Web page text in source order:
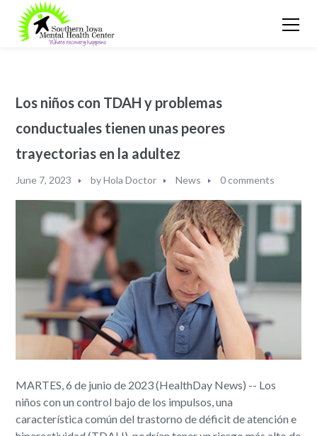
Los niños con TDAH y problemas
conductuales tienen unas peores
trayectorias en la adultez
June 7, 2023 byHola Doctor News 0 comments
MARTES, 6 de junio de 2023 (HealthDay News) -- Los
niños con un control bajo de los impulsos, una
característica común del trastorno de déficit de atención e